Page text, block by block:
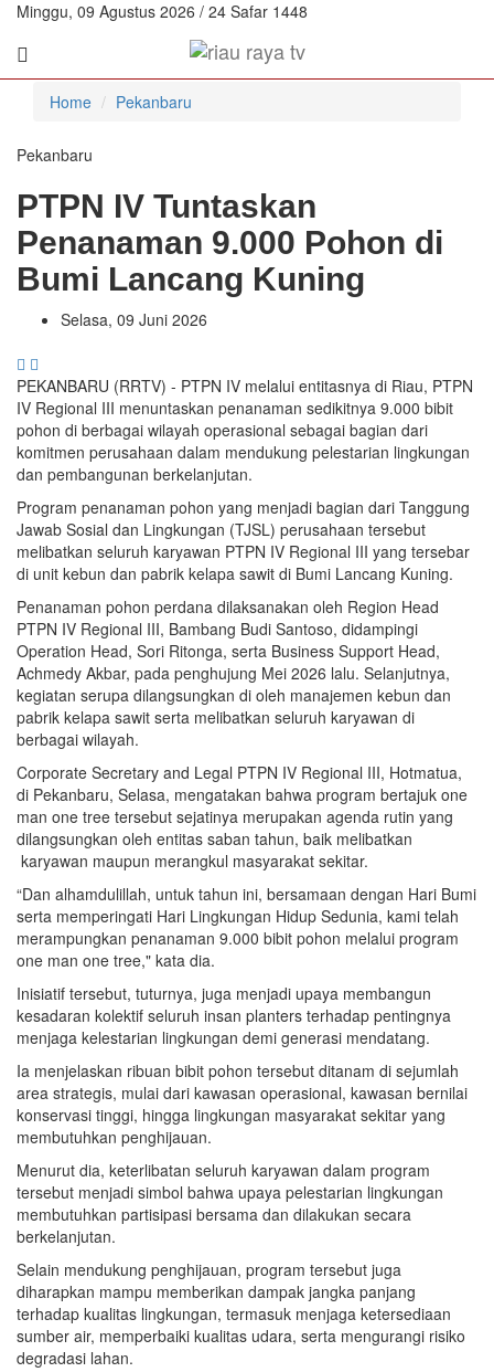
Minggu, 09 Agustus 2026 / 24 Safar 1448
Home Pekanbaru
Pekanbaru
PTPN IV Tuntaskan
Penanaman 9.000 Pohon di
Bumi Lancang Kuning
Selasa, 09 Juni 2026
PEKANBARU (RRTV) - PTPN IV melalui entitasnya di Riau, PTPN
IV Regional III menuntaskan penanaman sedikitnya 9.000 bibit
pohon di berbagai wilayah operasional sebagai bagian dari
komitmen perusahaan dalam mendukung pelestarian lingkungan
dan pembangunan berkelanjutan.
Program penanaman pohon yang menjadi bagian dari Tanggung
Jawab Sosial dan Lingkungan (TJSL) perusahaan tersebut
melibatkan seluruh karyawan PTPN IV Regional III yang tersebar
di unit kebun dan pabrik kelapa sawit di Bumi Lancang Kuning.
Penanaman pohon perdana dilaksanakan oleh Region Head
PTPN IV Regional III, Bambang Budi Santoso, didampingi
Operation Head, Sori Ritonga, serta Business Support Head,
Achmedy Akbar, pada penghujung Mei 2026 lalu. Selanjutnya,
kegiatan serupa dilangsungkan di oleh manajemen kebun dan
pabrik kelapa sawit serta melibatkan seluruh karyawan di
berbagai wilayah.
Corporate Secretary and Legal PTPN IV Regional III, Hotmatua,
di Pekanbaru, Selasa, mengatakan bahwa program bertajuk one
man one tree tersebut sejatinya merupakan agenda rutin yang
dilangsungkan oleh entitas saban tahun, baik melibatkan
karyawan maupun merangkul masyarakat sekitar.
“Dan alhamdulillah, untuk tahun ini, bersamaan dengan Hari Bumi
serta memperingati Hari Lingkungan Hidup Sedunia, kami telah
merampungkan penanaman 9.000 bibit pohon melalui program
one man one tree," kata dia.
Inisiatif tersebut, tuturnya, juga menjadi upaya membangun
kesadaran kolektif seluruh insan planters terhadap pentingnya
menjaga kelestarian lingkungan demi generasi mendatang.
Ia menjelaskan ribuan bibit pohon tersebut ditanam di sejumlah
area strategis, mulai dari kawasan operasional, kawasan bernilai
konservasi tinggi, hingga lingkungan masyarakat sekitar yang
membutuhkan penghijauan.
Menurut dia, keterlibatan seluruh karyawan dalam program
tersebut menjadi simbol bahwa upaya pelestarian lingkungan
membutuhkan partisipasi bersama dan dilakukan secara
berkelanjutan.
Selain mendukung penghijauan, program tersebut juga
diharapkan mampu memberikan dampak jangka panjang
terhadap kualitas lingkungan, termasuk menjaga ketersediaan
sumber air, memperbaiki kualitas udara, serta mengurangi risiko
degradasi lahan.